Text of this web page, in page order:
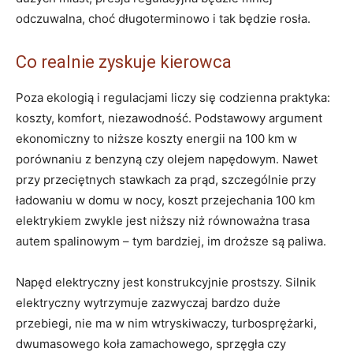
odczuwalna, choć długoterminowo i tak będzie rosła.
Co realnie zyskuje kierowca
Poza ekologią i regulacjami liczy się codzienna praktyka:
koszty, komfort, niezawodność. Podstawowy argument
ekonomiczny to niższe koszty energii na 100 km w
porównaniu z benzyną czy olejem napędowym. Nawet
przy przeciętnych stawkach za prąd, szczególnie przy
ładowaniu w domu w nocy, koszt przejechania 100 km
elektrykiem zwykle jest niższy niż równoważna trasa
autem spalinowym – tym bardziej, im droższe są paliwa.
Napęd elektryczny jest konstrukcyjnie prostszy. Silnik
elektryczny wytrzymuje zazwyczaj bardzo duże
przebiegi, nie ma w nim wtryskiwaczy, turbosprężarki,
dwumasowego koła zamachowego, sprzęgła czy